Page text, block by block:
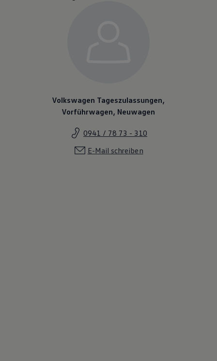
Volkswagen Tageszulassungen,
Vorführwagen, Neuwagen
0941 / 78 73 - 310
E-Mail schreiben